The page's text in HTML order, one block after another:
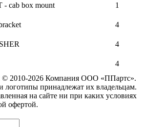
cab box mount 1
4
4
4
© 2010-2026 Компания ООО «ППартс».
логотипы принадлежат их владельцам.
на сайте ни при каких условиях
офертой.